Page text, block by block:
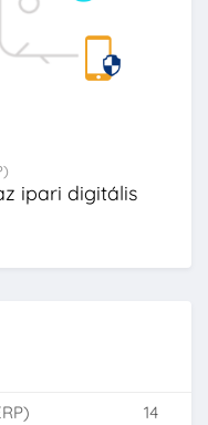
ipari digitális
14